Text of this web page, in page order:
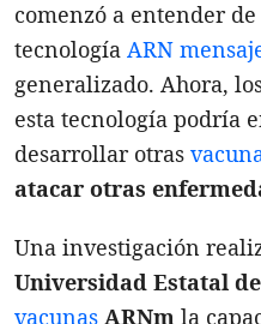
comenzó a entender
tecnología ARN
generalizado. Ahora,
esta tecnología podría
desarrollar otras
atacar otras
Una investigación
Universidad Estatal
vacunas ARNm la